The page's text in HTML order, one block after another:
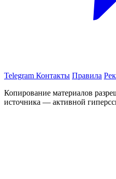
Telegram Контакты Правила
Копирование материалов
источника — активной